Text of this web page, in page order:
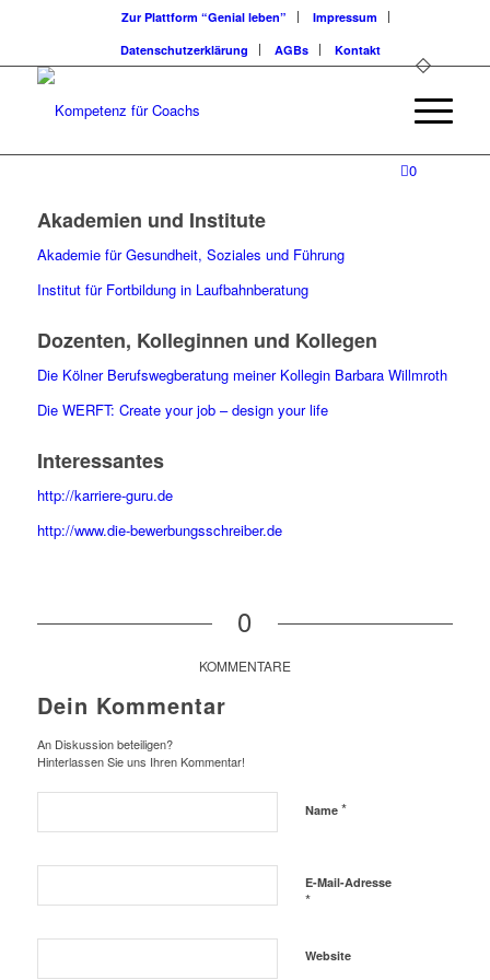
Zur Plattform “Genial leben”
Impressum
Datenschutzerklärung
AGBs Kontakt
0
Akademien und Institute
Akademie für Gesundheit, Soziales und Führung
Institut für Fortbildung in Laufbahnberatung
Dozenten, Kolleginnen und Kollegen
Die Kölner Berufswegberatung meiner Kollegin Barbara Willmroth
Die WERFT: Create your job – design your life
Interessantes
http://karriere-guru.de
http://www.die-bewerbungsschreiber.de
0
KOMMENTARE
Dein Kommentar
An Diskussion beteiligen?
Hinterlassen Sie uns Ihren Kommentar!
Name *
E-Mail-Adresse
*
Website